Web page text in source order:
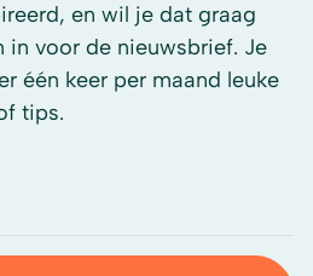
en wil je dat graag
in voor de nieuwsbrief. Je
één keer per maand leuke
tips.